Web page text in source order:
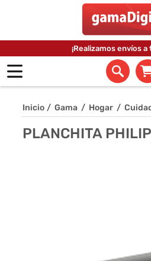
¡Realizamos envíos
Inicio / Gama / Hogar /
PLANCHITA